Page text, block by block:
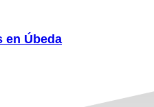
en Úbeda